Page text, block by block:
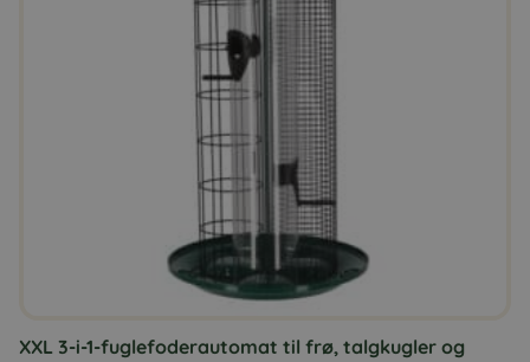
XXL 3-i-1-fuglefoderautomat til frø, talgkugler og